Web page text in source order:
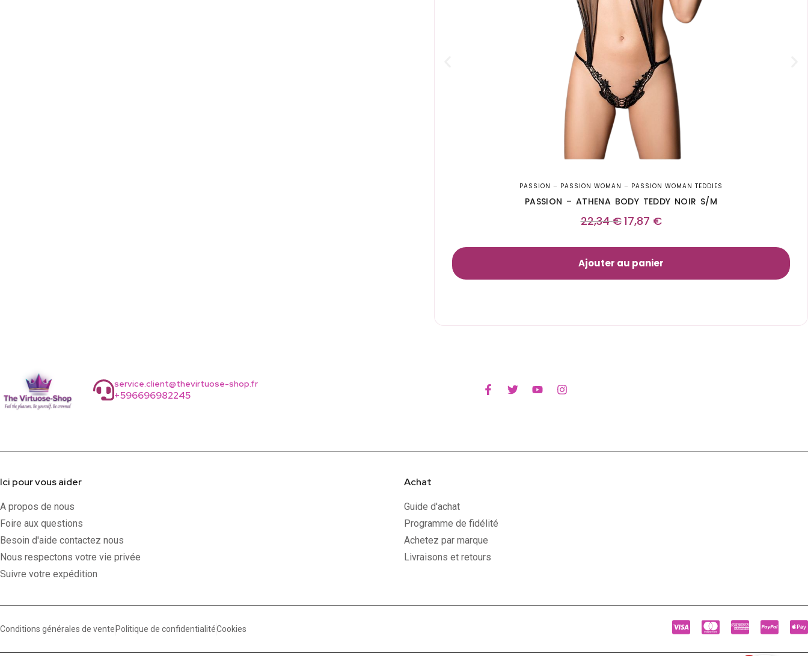
PASSION – PASSION WOMAN – PASSION WOMAN TEDDIES
PASSION – ATHENA BODY TEDDY NOIR S/M
22,34€17,87 €
Ajouter au panier
service.client@thevirtuose-shop.fr
+596696982245
Ici pour vous aider
A propos de nous
Foire aux questions
Besoin d'aide contactez nous
Nous respectons votre vie privée
Suivre votre expédition
Achat
Guide d'achat
Programme de fidélité
Achetez par marque
Livraisons et retours
Conditions générales de ventePolitique de confidentialitéCookies